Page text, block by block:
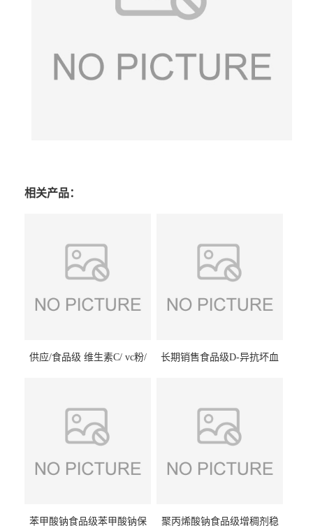
相关产品：
供应/食品级 维生素C/ vc粉/
长期销售食品级D-异抗坏血
苯甲酸钠食品级苯甲酸钠保
聚丙烯酸钠食品级增稠剂稳